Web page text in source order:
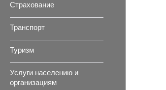
Страхование
Транспорт
Туризм
Услуги населению и
организациям